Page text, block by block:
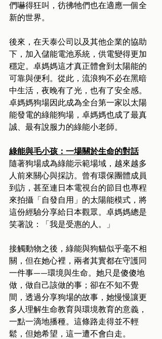
們嚇得狂叫，彷彿牠們也在適應一個全
新的世界。
後來，在天泰公司以及其他企業的協助
下，加入儲能電池系統，供電變得更加
穩定。卓媽媽這才真正體會到太陽能的
可靠與便利。從此，流浪狗不必在黑暗
中生活，夜晚有了光，也有了安全感。
卓媽媽狗場因此成為全台第一家以太陽
能發電的綠能狗場，卓媽媽也成了最真
誠、最有說服力的綠能小老師。
綠能與毛小孩：一場關於生命的對話
隨著狗場成為綠能示範場域，越來越多
人前來關心與採訪。曾有環保團體成員
到訪，甚至連日本電視台的節目也專程
來拍攝「自發自用」的太陽能模式，將
這份經驗分享給日本觀眾。卓媽媽總是
笑著說：「我是受惠的人。」
接觸動物之後，綠能與狗貓似乎毫不相
關，但在她心裡，兩者其實都在守護同
一件事——環境與生命。她只是傻傻地
做，做自己該做的事；卻在不知不覺
間，透過分享狗場的故事，她慢慢讓更
多人理解生命教育與環境教育的意義，
一點一滴地播種。這條路走得並不輕
鬆，但她希望，這一遭不會白走。